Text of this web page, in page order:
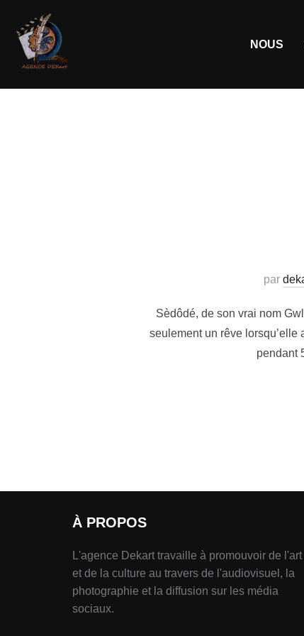
NOUS
par
Sèdôdé, de son vrai nom
seulement un rêve lorsqu’elle
pendant
À PROPOS
L'agence Dekart travaille à promouvoir de l'art
et de la culture au travers de l'audiovisuel, la
photographie et la diffusion sur les média
sociaux.